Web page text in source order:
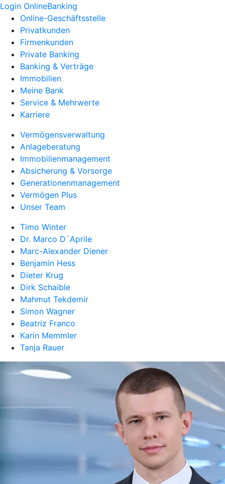
Login OnlineBanking
Online-Geschäftsstelle
Privatkunden
Firmenkunden
Private Banking
Banking & Verträge
Immobilien
Meine Bank
Service & Mehrwerte
Karriere
Vermögensverwaltung
Anlageberatung
Immobilienmanagement
Absicherung & Vorsorge
Generationenmanagement
Vermögen Plus
Unser Team
Timo Winter
Dr. Marco D´Aprile
Marc-Alexander Diener
Benjamin Hess
Dieter Krug
Dirk Schaible
Mahmut Tekdemir
Simon Wagner
Beatriz Franco
Karin Memmler
Tanja Rauer